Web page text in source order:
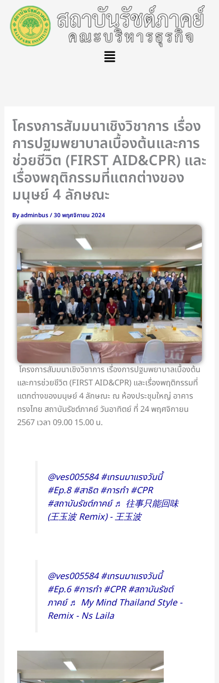
content
Menu
โครงการสัมมนาเชิงวิชาการ เรื่อง
การปฐมพยาบาลเบื้องต้นและการ
ช่วยชีวิต (FIRST AID&CPR) และ
เรื่องพฤติกรรมที่แตกต่างของ
มนุษย์ 4 ลักษณะ
Byadminbus/30 พฤศจิกายน 2024
โครงการสัมมนาเชิงวิชาการ เรื่องการปฐมพยาบาลเบื้องต้น
และการช่วยชีวิต (FIRST AID&CPR) และเรื่องพฤติกรรมที่
แตกต่างของมนุษย์ 4 ลักษณะ ณ ห้องประชุมใหญ่ อาคาร
ทรงไทย สถาบันรัชต์ภาคย์ วันอาทิตย์ ที่ 24 พฤศจิกายน
2567 เวลา 09.00 15.00 น.
@ves005584 #เทรนมาแรงวันนี้
#Ep.8 #สาธิต #การทำ #CPR
#สถาบันรัชต์ภาคย์ ♬ 往事只能回味
(王玉波 Remix) - 王玉波
@ves005584 #เทรนมาแรงวันนี้
#Ep.6 #การทำ #CPR #สถาบันรัชต์
ภาคย์ ♬ My Mind Thailand Style -
Remix - Ns Laila